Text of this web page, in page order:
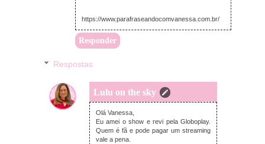
https://www.parafraseandocomvanessa.com.br/
Responder
Respostas
Lulu on the sky
domingo, agosto 02, 2020
Olá Vanessa,
Eu amei o show e revi pela Globoplay.
Quem é fã e pode pagar um streaming
vale a pena.